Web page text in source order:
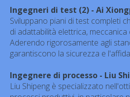
Ingegneri di test (2) - Ai
Sviluppano piani di test completi
di adattabilità elettrica, meccanica
Aderendo rigorosamente agli
garantiscono la sicurezza e
Ingegnere di processo - Liu
Liu Shipeng è specializzato